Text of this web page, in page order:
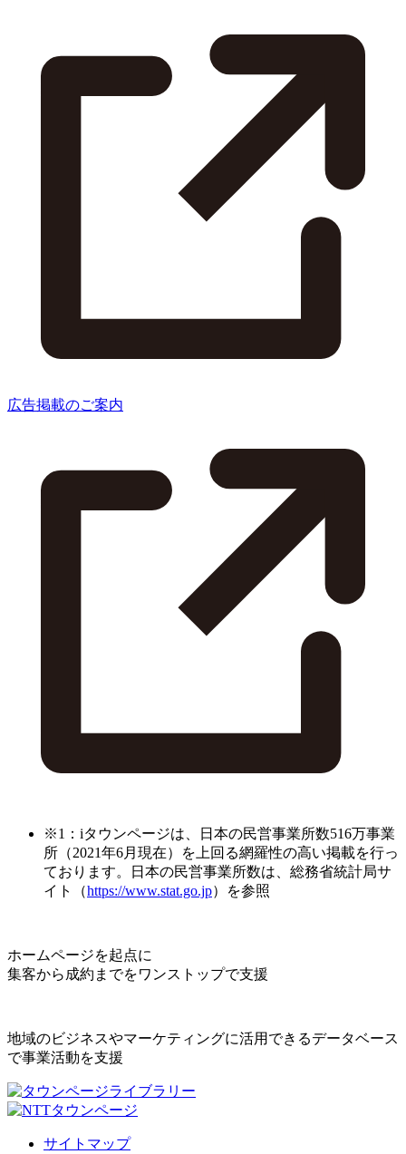
広告掲載のご案内
※1：iタウンページは、日本の民営事業所数516万事業
所（2021年6月現在）を上回る網羅性の高い掲載を行っ
ております。日本の民営事業所数は、総務省統計局サ
イト（https://www.stat.go.jp）を参照
ホームページを起点に
集客から成約までをワンストップで支援
地域のビジネスやマーケティングに活用できるデータベース
で事業活動を支援
サイトマップ